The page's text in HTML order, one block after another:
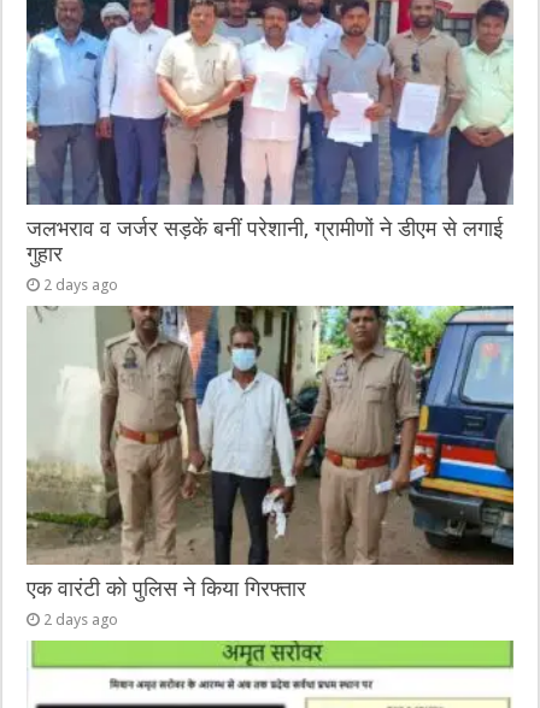
जलभराव व जर्जर सड़कें बनीं परेशानी, ग्रामीणों ने डीएम से लगाई
गुहार
2 days ago
एक वारंटी को पुलिस ने किया गिरफ्तार
2 days ago